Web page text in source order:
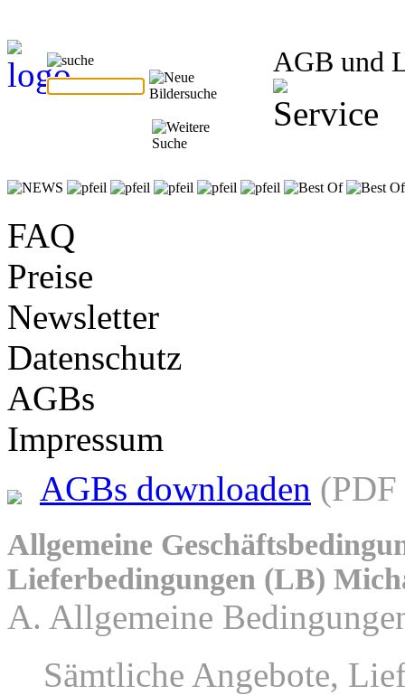
AGB und
FAQ
Preise
Newsletter
Datenschutz
AGBs
Impressum
AGBs downloaden
Allgemeine
Lieferbedingungen (LB)
A. Allgemeine
Sämtliche Angebote,